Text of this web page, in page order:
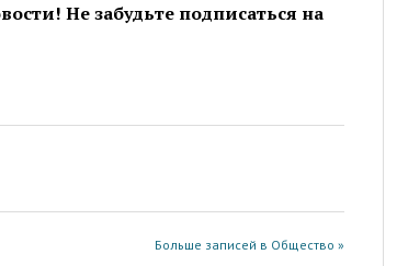
Не забудьте подписаться на
Больше записей в Общество »